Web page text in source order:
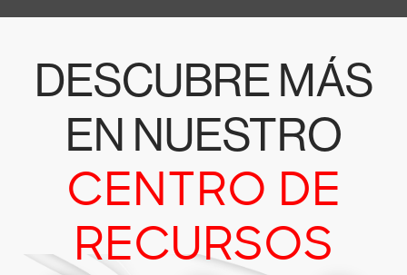
DESCUBRE MÁS
EN NUESTRO
CENTRO DE
RECURSOS